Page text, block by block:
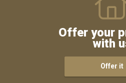
Offer your
with
Offer it